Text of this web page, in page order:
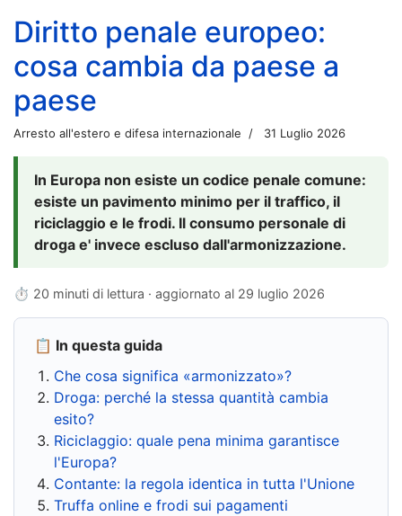
Diritto penale europeo:
cosa cambia da paese a
paese
Arresto all'estero e difesa internazionale 31 Luglio 2026
In Europa non esiste un codice penale comune:
esiste un pavimento minimo per il traffico, il
riciclaggio e le frodi. Il consumo personale di
droga e' invece escluso dall'armonizzazione.
⏱ 20 minuti di lettura · aggiornato al 29 luglio 2026
📋 In questa guida
Che cosa significa «armonizzato»?
Droga: perché la stessa quantità cambia
esito?
Riciclaggio: quale pena minima garantisce
l'Europa?
Contante: la regola identica in tutta l'Unione
Truffa online e frodi sui pagamenti